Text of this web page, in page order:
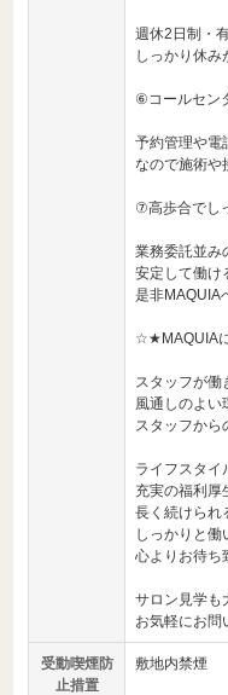
週休2日制・
しっかり休み
⑥コールセン
予約管理や電
なので施術や
⑦高歩合でし
業務委託並
安定して働け
是非MAQUIA
☆★MAQUIA
スタッフが働
風通しのよい
スタッフから
ライフスタイ
充実の福利厚
長く続けられ
しっかりと働
心よりお待
サロン見学も
お気軽にお問
受動喫煙防
止措置
敷地内禁煙